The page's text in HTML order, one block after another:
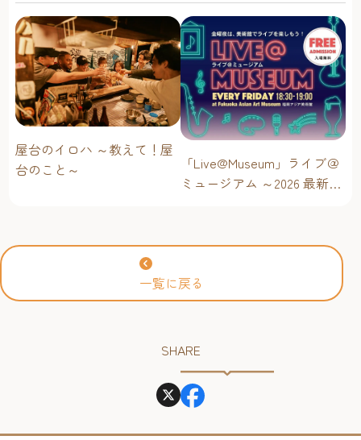
科学館 ドームシアター】
2026年
屋台のイロハ ～教えて！屋
台のこと～
「Live@Museum」ライブ＠
ミュージアム ～2026 最新イ
一覧に戻る
SHARE